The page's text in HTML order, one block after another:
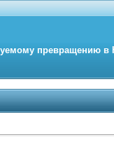
превращению в